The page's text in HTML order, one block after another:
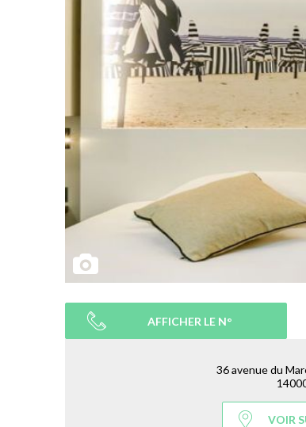
AFFICHER LE N°
36 avenue du
VOIR